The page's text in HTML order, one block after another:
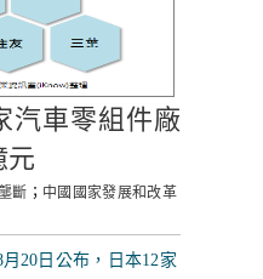
汽車零組件廠
元
斷 ； 中國國家發展和改革
20日公布，日本12家